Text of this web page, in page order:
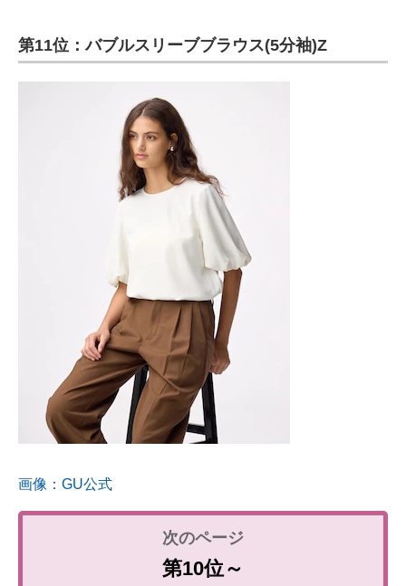
第11位：バブルスリーブブラウス(5分袖)Z
画像：GU公式
第10位～